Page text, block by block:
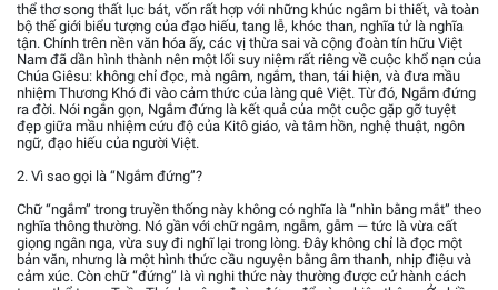
thể thơ song thất lục bát, vốn rất hợp với những khúc ngâm bi thiết, và toàn
bộ thế giới biểu tượng của đạo hiếu, tang lễ, khóc than, nghĩa tử là nghĩa
tận. Chính trên nền văn hóa ấy, các vị thừa sai và cộng đoàn tín hữu Việt
Nam đã dần hình thành nên một lối suy niệm rất riêng về cuộc khổ nạn của
Chúa Giêsu: không chỉ đọc, mà ngâm, ngắm, than, tái hiện, và đưa mầu
nhiệm Thương Khó đi vào cảm thức của làng quê Việt. Từ đó, Ngắm đứng
ra đời. Nói ngắn gọn, Ngắm đứng là kết quả của một cuộc gặp gỡ tuyệt
đẹp giữa mầu nhiệm cứu độ của Kitô giáo, và tâm hồn, nghệ thuật, ngôn
ngữ, đạo hiếu của người Việt.
2. Vì sao gọi là “Ngắm đứng”?
Chữ “ngắm” trong truyền thống này không có nghĩa là “nhìn bằng mắt” theo
nghĩa thông thường. Nó gần với chữ ngâm, ngẫm, gẫm — tức là vừa cất
giọng ngân nga, vừa suy đi nghĩ lại trong lòng. Đây không chỉ là đọc một
bản văn, nhưng là một hình thức cầu nguyện bằng âm thanh, nhịp điệu và
cảm xúc. Còn chữ “đứng” là vì nghi thức này thường được cử hành cách